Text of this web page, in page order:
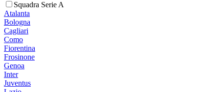
Squadra Serie A
Atalanta
Bologna
Cagliari
Como
Fiorentina
Frosinone
Genoa
Inter
Juventus